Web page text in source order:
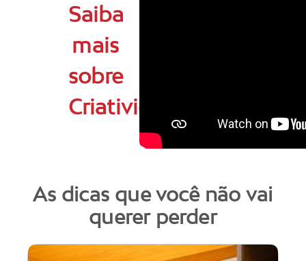
Saiba
mais
sobre
Criatividade
As dicas que você não vai
querer perder